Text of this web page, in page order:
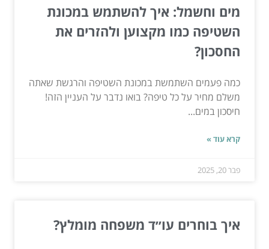
מים וחשמל: איך להשתמש במכונת
השטיפה כמו מקצוען ולהזרים את
החסכון?
כמה פעמים השתמשת במכונת השטיפה והרגשת שאתה
משלם מחיר על כל טיפה? בואו נדבר על העניין הזה!
חיסכון במים...
קרא עוד »
פבר 20, 2025
איך בוחרים עו״ד משפחה מומלץ?